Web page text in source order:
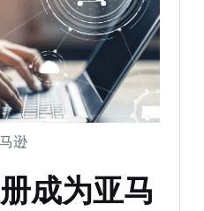
逊
成为亚马